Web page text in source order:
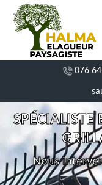
076
SPÉCIALISTE
Nous